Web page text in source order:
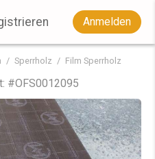
Anmelden
Sperrholz Film Sperrholz
#OFS0012095